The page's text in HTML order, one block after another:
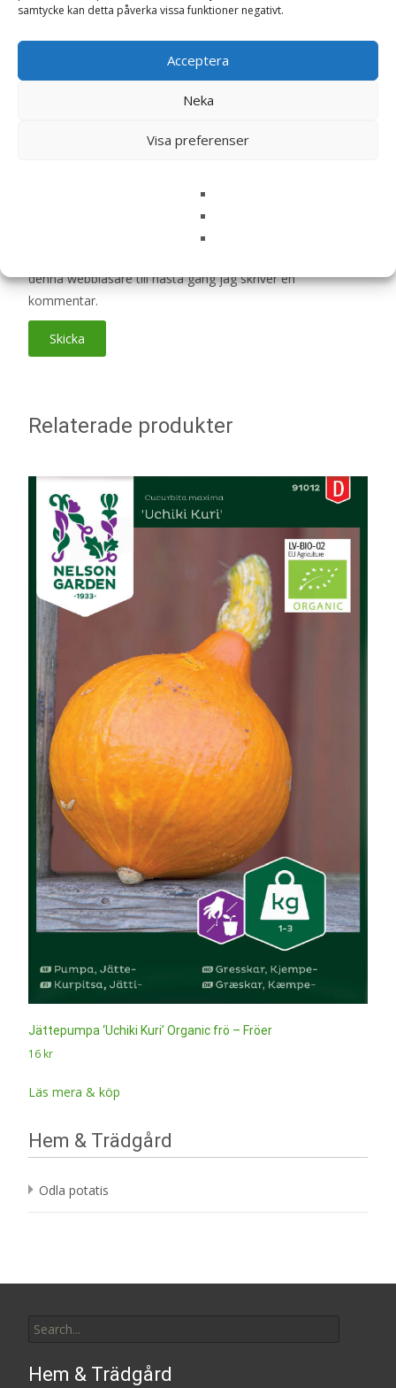
samtycke kan detta påverka vissa funktioner negativt.
Acceptera
Neka
Visa preferenser
Ditt betyg *
denna webbläsare till nästa gång jag skriver en
kommentar.
Relaterade produkter
Jättepumpa ‘Uchiki Kuri’ Organic frö – Fröer
16 kr
Läs mera & köp
Hem & Trädgård
Odla potatis
for:
Hem & Trädgård